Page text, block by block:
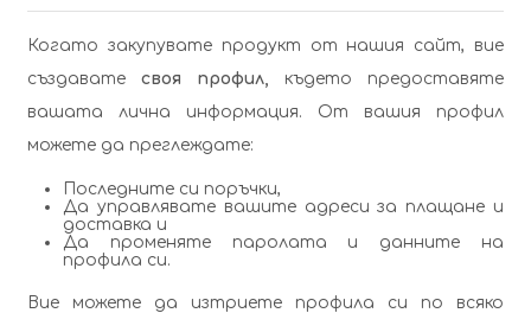
Когато закупувате продукт от нашия сайт, вие
създавате своя профил, където предоставяте
вашата лична информация. От вашия профил
можете да преглеждате:
Последните си поръчки,
Да управлявате вашите адреси за плащане и
доставка и
Да променяте паролата и данните на
профила си.
Вие можете да изтриете профила си по всяко